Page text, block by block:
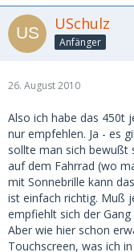
USchulz
Anfänger
26. August 2010
Also ich habe das 450t
nur empfehlen. Ja - es
sollte man sich bewußt
auf dem Fahrrad (wo
mit Sonnebrille kann
ist einfach richtig. Muß
empfiehlt sich der
Aber wie hier schon
Touchscreen, was ich